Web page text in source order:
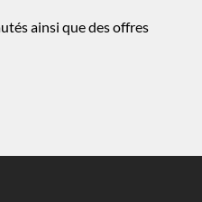
ainsi que des offres